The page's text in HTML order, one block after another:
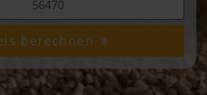
berechnen